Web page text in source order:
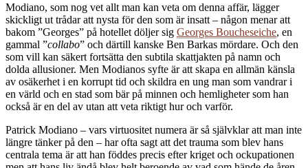
Modiano, som nog vet allt man kan veta om denna affär, lägger
skickligt ut trådar att nysta för den som är insatt – någon menar att
bakom ”Georges” på hotellet döljer sig Georges Boucheseiche, en
gammal ”collabo” och därtill kanske Ben Barkas mördare. Och den
som vill kan säkert fortsätta den subtila skattjakten på namn och
dolda allusioner. Men Modianos syfte är att skapa en allmän känsla
av osäkerhet i en korrupt tid och skildra en ung man som vandrar i
en värld och en stad som bär på minnen och hemligheter som han
också är en del av utan att veta riktigt hur och varför.
Patrick Modiano – vars virtuositet numera är så självklar att man inte
längre tänker på den – har ofta sagt att det trauma som blev hans
centrala tema är att han föddes precis efter kriget och ockupationen